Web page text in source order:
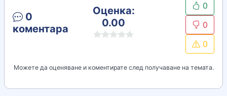
0
коментара
Оценка:
0.00
0
0
0
Можете да оценяване и коментирате след получаване на темата.